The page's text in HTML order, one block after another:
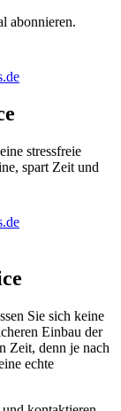
abonnieren.
stressfreie
spart Zeit und
Sie sich keine
Einbau der
Zeit, denn je nach
echte